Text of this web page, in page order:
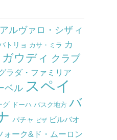
アルヴァロ・シザ イ
トリョ カサ・ミラ カ
ガウディ クラブ
ラダ・ファミリア
ベル スペイ
グ ドーハ バスク地方 バ
パチャ ビザ ビルバオ
ォーク&ド・ムーロン